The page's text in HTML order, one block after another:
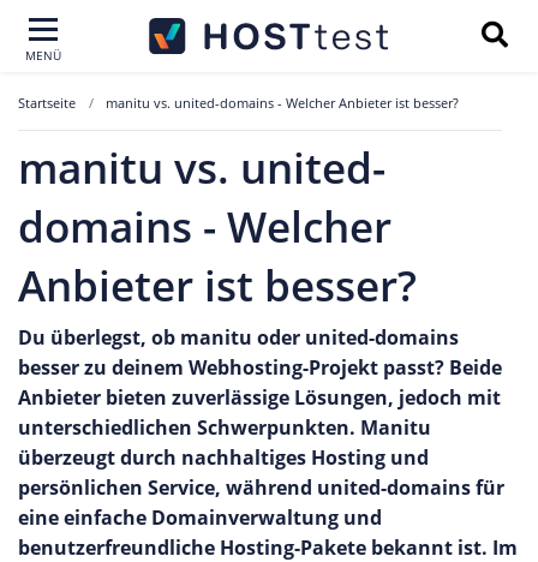
MENÜ
Startseite manitu vs. united-domains - Welcher Anbieter ist besser?
manitu vs. united-
domains - Welcher
Anbieter ist besser?
Du überlegst, ob manitu oder united-domains
besser zu deinem Webhosting-Projekt passt? Beide
Anbieter bieten zuverlässige Lösungen, jedoch mit
unterschiedlichen Schwerpunkten. Manitu
überzeugt durch nachhaltiges Hosting und
persönlichen Service, während united-domains für
eine einfache Domainverwaltung und
benutzerfreundliche Hosting-Pakete bekannt ist. Im